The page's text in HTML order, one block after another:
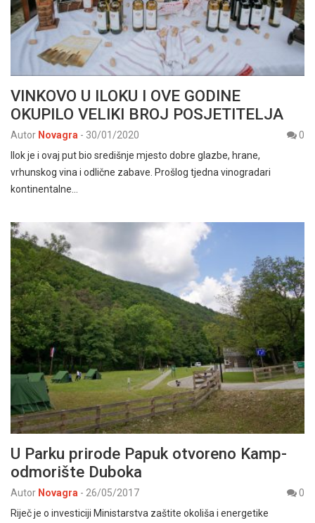
VINKOVO U ILOKU I OVE GODINE
OKUPILO VELIKI BROJ POSJETITELJA
Autor Novagra - 30/01/2020
0
Ilok je i ovaj put bio središnje mjesto dobre glazbe, hrane,
vrhunskog vina i odlične zabave. Prošlog tjedna vinogradari
kontinentalne…
U Parku prirode Papuk otvoreno Kamp-
odmorište Duboka
Autor Novagra - 26/05/2017
0
Riječ je o investiciji Ministarstva zaštite okoliša i energetike